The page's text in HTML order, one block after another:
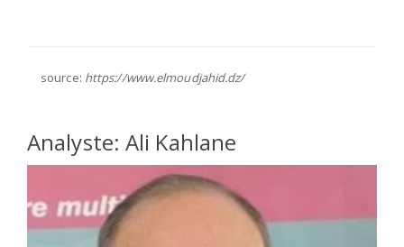
source: https://www.elmoudjahid.dz/
Analyste: Ali Kahlane